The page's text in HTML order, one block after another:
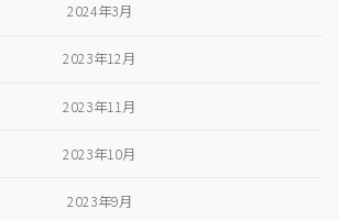
2024年3月
2023年12月
2023年11月
2023年10月
2023年9月